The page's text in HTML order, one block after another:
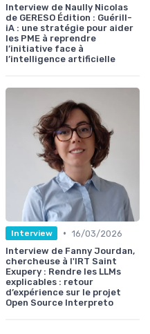
Interview de Naully Nicolas
de GERESO Édition : Guérill-
iA : une stratégie pour aider
les PME à reprendre
l’initiative face à
l’intelligence artificielle
Interview • 16/03/2026
Interview de Fanny Jourdan,
chercheuse à l'IRT Saint
Exupery : Rendre les LLMs
explicables : retour
d’expérience sur le projet
Open Source Interpreto